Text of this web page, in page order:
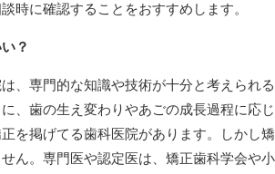
時に確認することをおすすめします。
？
、専門的な知識や技術が十分と考えられ
、歯の生え変わりやあごの成長過程に応
を掲げてる歯科医院があります。しかし
ん。専門医や認定医は、矯正歯科学会や